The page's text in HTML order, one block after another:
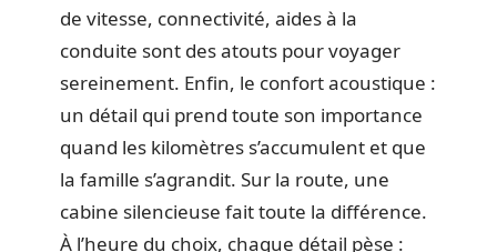
de vitesse, connectivité, aides à la
conduite sont des atouts pour voyager
sereinement. Enfin, le confort acoustique :
un détail qui prend toute son importance
quand les kilomètres s’accumulent et que
la famille s’agrandit. Sur la route, une
cabine silencieuse fait toute la différence.
À l’heure du choix, chaque détail pèse :